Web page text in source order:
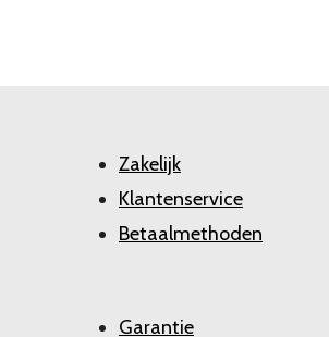
Zakelijk
Klantenservice
Betaalmethoden
Garantie